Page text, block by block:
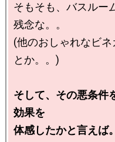
そもそも、バスルー
残念な。。
(他のおしゃれなビ
とか。。)
そして、その悪条件
効果を
体感したかと言えば